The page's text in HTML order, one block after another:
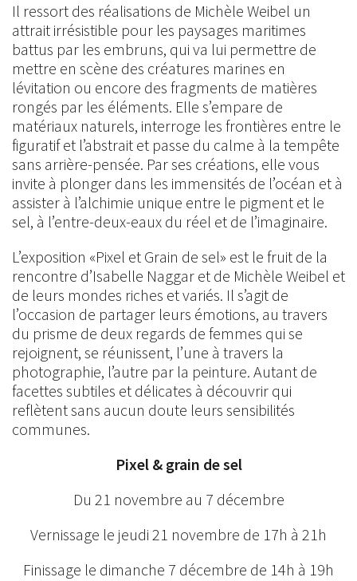
Il ressort des réalisations de Michèle Weibel un
attrait irrésistible pour les paysages maritimes
battus par les embruns, qui va lui permettre de
mettre en scène des créatures marines en
lévitation ou encore des fragments de matières
rongés par les éléments. Elle s’empare de
matériaux naturels, interroge les frontières entre le
figuratif et l’abstrait et passe du calme à la tempête
sans arrière-pensée. Par ses créations, elle vous
invite à plonger dans les immensités de l’océan et à
assister à l’alchimie unique entre le pigment et le
sel, à l’entre-deux-eaux du réel et de l’imaginaire.
L’exposition «Pixel et Grain de sel» est le fruit de la
rencontre d’Isabelle Naggar et de Michèle Weibel et
de leurs mondes riches et variés. Il s’agit de
l’occasion de partager leurs émotions, au travers
du prisme de deux regards de femmes qui se
rejoignent, se réunissent, l’une à travers la
photographie, l’autre par la peinture. Autant de
facettes subtiles et délicates à découvrir qui
reflètent sans aucun doute leurs sensibilités
communes.
Pixel & grain de sel
Du 21 novembre au 7 décembre
Vernissage le jeudi 21 novembre de 17h à 21h
Finissage le dimanche 7 décembre de 14h à 19h